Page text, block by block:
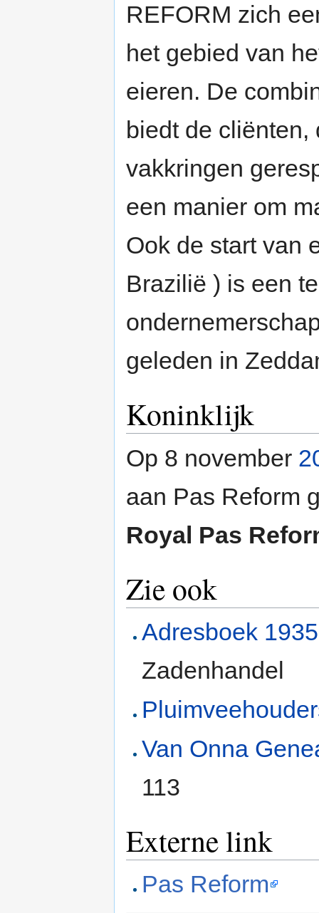
REFORM zich
het gebied van
eieren. De
biedt de
vakkringen
een manier om
Ook de start van
Brazilië ) is een
geleden in
Koninklijk
Op 8 november
aan Pas Reform
Royal Pas
Zie ook
Adresboek 1935
Zadenhandel
Van Onna
113
Externe link
Pas Reform